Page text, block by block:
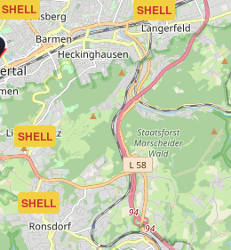
SHELL
SHELL
SHELL
SHELL